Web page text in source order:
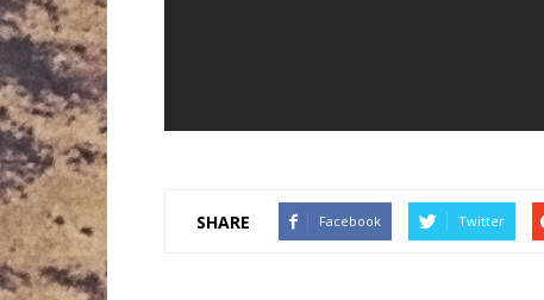
SHARE Facebook Twitter